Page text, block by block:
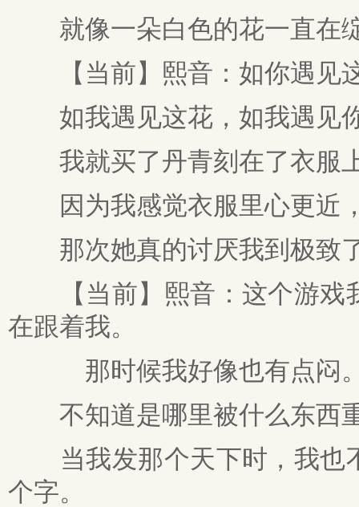
就像一朵白色的花一直在
【当前】熙音：如你遇见
如我遇见这花，如我遇见
我就买了丹青刻在了衣服
因为我感觉衣服里心更近
那次她真的讨厌我到极致
【当前】熙音：这个游戏
在跟着我。
那时候我好像也有点闷
不知道是哪里被什么东西
当我发那个天下时，我也
个字。